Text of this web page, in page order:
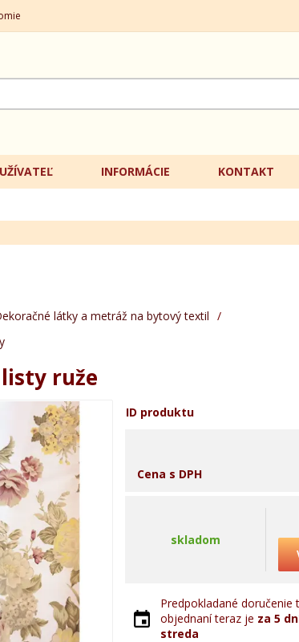
UŽÍVATEĽ INFORMÁCIE KONTAKT
látky a metráž na bytový textil /
ruže
ID produktu
Cena s DPH
skladom
Predpokladané
objednaní teraz je za 5
streda